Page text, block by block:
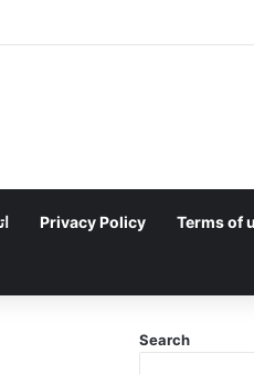
Privacy Policy Terms of
Search